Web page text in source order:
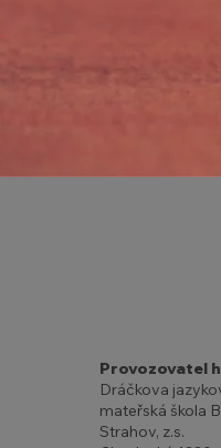
Provozovatel
Dráčkova
mateřská škola
Strahov, z.s.